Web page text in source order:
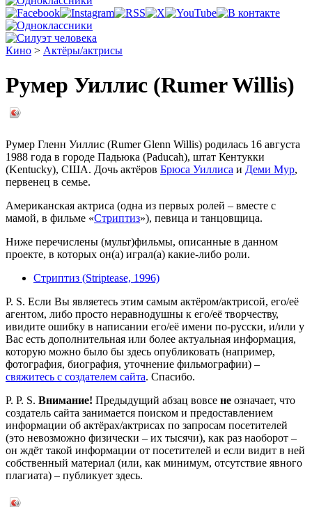
Кино > Актёры/актрисы
Румер Уиллис (Rumer Willis)
Румер Гленн Уиллис (Rumer Glenn Willis) родилась 16 августа
1988 года в городе Падьюка (Paducah), штат Кентукки
(Kentucky), США. Дочь актёров Брюса Уиллиса и Деми Мур,
первенец в семье.
Американская актриса (одна из первых ролей – вместе с
мамой, в фильме «Стриптиз»), певица и танцовщица.
Ниже перечислены (мульт)фильмы, описанные в данном
проекте, в которых он(а) играл(а) какие-либо роли.
Стриптиз (Striptease, 1996)
P. S. Если Вы являетесь этим самым актёром/актрисой, его/её
агентом, либо просто неравнодушны к его/её творчеству,
ивидите ошибку в написании его/её имени по-русски, и/или у
Вас есть дополнительная или более актуальная информация,
которую можно было бы здесь опубликовать (например,
фотография, биография, уточнение фильмографии) –
свяжитесь с создателем сайта. Спасибо.
P. P. S. Внимание! Предыдущий абзац вовсе не означает, что
создатель сайта занимается поиском и предоставлением
информации об актёрах/актрисах по запросам посетителей
(это невозможно физически – их тысячи), как раз наоборот –
он ждёт такой информации от посетителей и если видит в ней
собственный материал (или, как минимум, отсутствие явного
плагиата) – публикует здесь.